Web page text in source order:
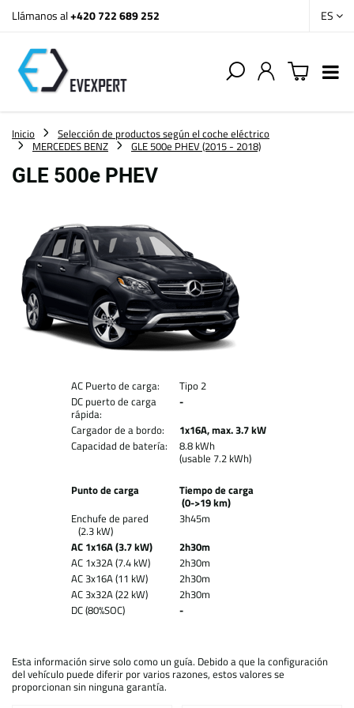
Llámanos al+420 722 689 252 ES
Inicio
Selección de productos según el coche eléctrico
MERCEDES BENZ
GLE 500e PHEV (2015 - 2018)
GLE 500e PHEV
AC Puerto de carga:
Tipo 2
DC puerto de carga
rápida:
-
Cargador de a bordo:
1x16A, max. 3.7 kW
Capacidad de batería:
8.8 kWh
(usable 7.2 kWh)
Punto de carga
Tiempo de carga
(0->19 km)
Enchufe de pared
(2.3 kW)
3h45m
AC 1x16A (3.7 kW)
2h30m
AC 1x32A (7.4 kW)
2h30m
AC 3x16A (11 kW)
2h30m
AC 3x32A (22 kW)
2h30m
DC (80%SOC)
-
Esta información sirve solo como un guía. Debido a que la configuración
del vehículo puede diferir por varios razones, estos valores se
proporcionan sin ninguna garantía.